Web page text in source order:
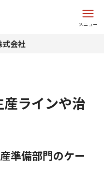
メニュー
式会社
ラインや治
準備部門のケー